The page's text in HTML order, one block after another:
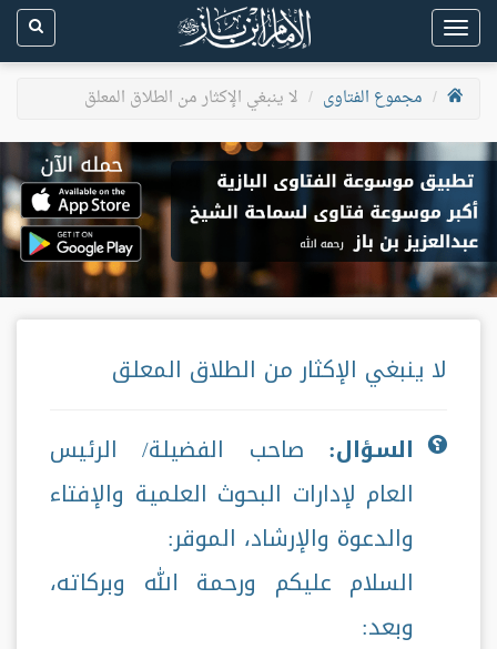
Toggle
navigation
مجموع الفتاوى
لا ينبغي الإكثار من الطلاق المعلق
لا ينبغي الإكثار من الطلاق المعلق
السؤال: صاحب الفضيلة/ الرئيس
العام لإدارات البحوث العلمية والإفتاء
والدعوة والإرشاد، الموقر:
السلام عليكم ورحمة الله وبركاته،
وبعد: